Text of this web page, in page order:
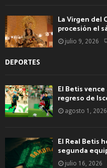
La Virgen del
procesión el
julio 9, 2026
DEPORTES
El Betis
regreso de
agosto 1, 2026
El Real Betis
segunda
julio 16, 2026